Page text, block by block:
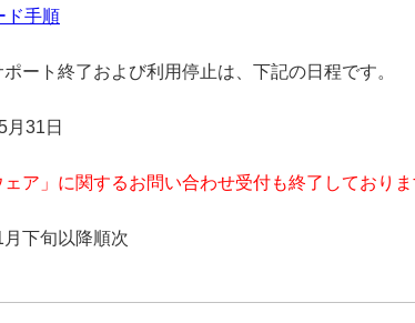
ド手順
ート終了および利用停止は、下記の日程です。
月31日
ア」に関するお問い合わせ受付も終了しておりま
下旬以降順次